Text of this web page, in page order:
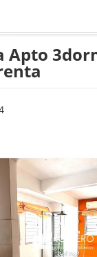
Apto